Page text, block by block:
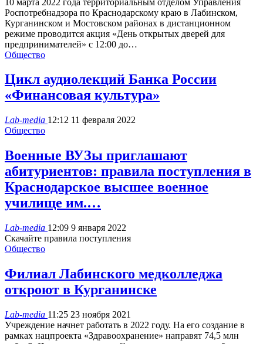
Роспотребнадзора по Краснодарскому краю в Лабинском,
Курганинском и Мостовском районах в дистанционном
режиме проводится акция «День открытых дверей для
предпринимателей» с 12:00 до…
Общество
Цикл аудиолекций Банка России
«Финансовая культура»
Lab-media 12:12 11 февраля 2022
Общество
Военные ВУЗы приглашают
абитуриентов: правила поступления в
Краснодарское высшее военное
училище им.…
Lab-media 12:09 9 января 2022
Скачайте правила поступления
Общество
Филиал Лабинского медколледжа
откроют в Курганинске
Lab-media 11:25 23 ноября 2021
Учреждение начнет работать в 2022 году. На его создание в
рамках нацпроекта «Здравоохранение» направят 74,5 млн